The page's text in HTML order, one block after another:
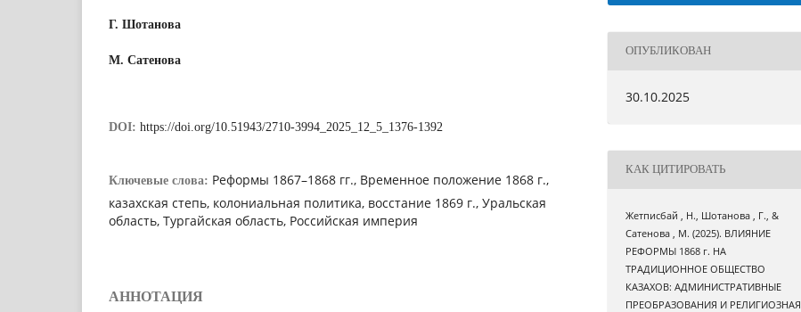
Г. Шотанова
М. Сатенова
DOI: https://doi.org/10.51943/2710-3994_2025_12_5_1376-1392
Ключевые слова: Реформы 1867–1868 гг., Временное положение 1868 г.,
казахская степь, колониальная политика, восстание 1869 г., Уральская
область, Тургайская область, Российская империя
АННОТАЦИЯ
ОПУБЛИКОВАН
30.10.2025
КАК ЦИТИРОВАТЬ
Жетписбай , Н., Шотанова , Г., &
Сатенова , М. (2025). ВЛИЯНИЕ
РЕФОРМЫ 1868 г. НА
ТРАДИЦИОННОЕ ОБЩЕСТВО
КАЗАХОВ: АДМИНИСТРАТИВНЫЕ
ПРЕОБРАЗОВАНИЯ И РЕЛИГИОЗНАЯ